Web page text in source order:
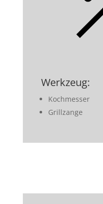
Werkzeug:
Kochmesser
Grillzange